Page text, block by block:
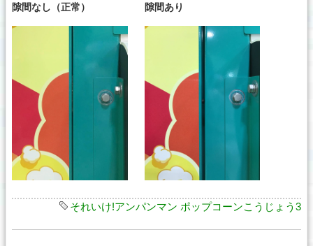
隙間なし（正常） 隙間あり
それいけ!アンパンマン ポップコーンこうじょう3